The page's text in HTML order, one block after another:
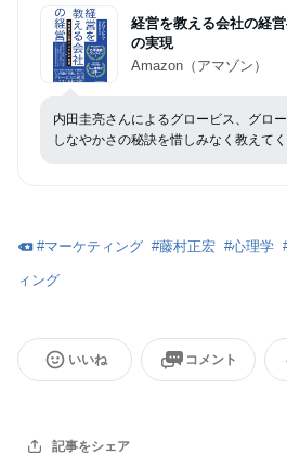
経営を教える会社の経
の実現
Amazon（アマゾン）
内田圭亮さんによるグロービス、グロ
しなやかさの秘訣を惜しみなく教えてく
#マーケティング #藤村正宏 #心理学
ィング
いいね コメント
記事をシェア